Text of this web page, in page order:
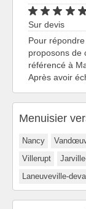
Sur devis
Pour
proposons de
référencé à
Après avoir
Menuisier
Nancy
Villerupt
Laneuveville-